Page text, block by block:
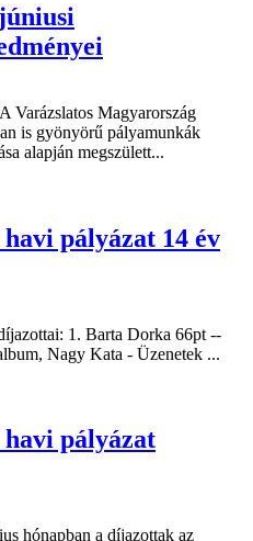
Varázslatos Magyarország
is gyönyörű pályamunkák
alapján megszülett...
pályázat 14 év
1. Barta Dorka 66pt --
Nagy Kata - Üzenetek ...
pályázat
hónapban a díjazottak az